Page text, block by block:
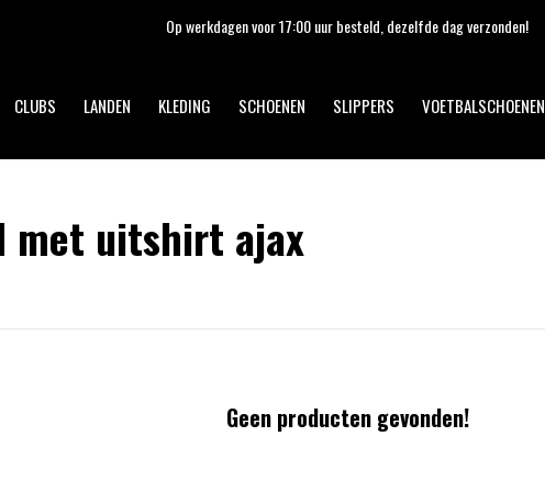
CLUBS LANDEN KLEDING SCHOENEN SLIPPERS VOETBALSCHOENEN
Op werkdagen voor 17:00 uur besteld, dezelfde dag verzonden!
met uitshirt ajax
Geen producten gevonden!